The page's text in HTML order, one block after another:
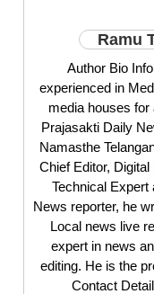
Ramu
Author Bio
experienced in
media houses
Prajasakti Daily
Namasthe
Chief Editor,
Technical Expert
News reporter, he
Local news live
expert in news
editing. He is the
Contact